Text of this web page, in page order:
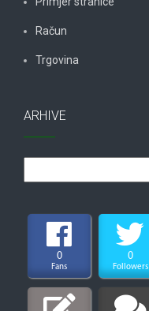
Račun
Trgovina
ARHIVE
0
Fans
0
Followers